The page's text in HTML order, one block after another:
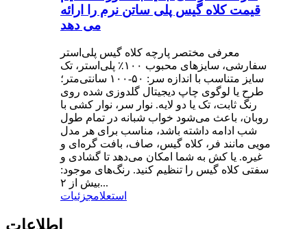
قیمت کلاه گیس پلی ساتن نرم را ارائه
می دهد
معرفی مختصر پارچه کلاه گیس پلی‌استر
سفارشی، سایزهای محبوب ۱۰۰٪ پلی‌استر، تک
سایز متناسب با اندازه سر: ۵۰-۱۰۰ سانتی‌متر؛
طرح یا لوگوی چاپ دیجیتال گلدوزی شده روی
رنگ ثابت، تک یا دو لایه. نوار سر، نوار کشی با
روبان، باعث می‌شود خواب شبانه در تمام طول
شب ادامه داشته باشد، مناسب برای هر مدل
مویی مانند فر، کلاه گیس، صاف، بافت گره‌ای و
غیره. یا کش به شما امکان می‌دهد تا گشادی و
سفتی کلاه گیس را تنظیم کنید. رنگ‌های موجود:
بیش از ۲...
استعلامجزئیات